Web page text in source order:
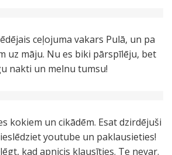
ceļojuma vakars Pulā, un pa
uz māju. Nu es biki pārspīlēju, bet
nakti un melnu tumsu!
kokiem un cikādēm. Esat dzirdējuši
ieslēdziet youtube un paklausieties!
kad apnicis klausīties. Te nevar.